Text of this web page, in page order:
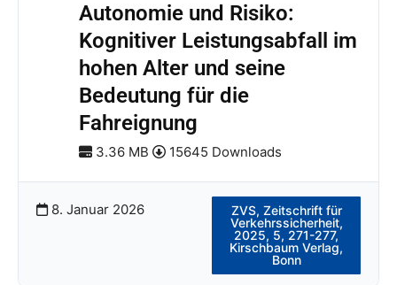
Autonomie und Risiko:
Kognitiver Leistungsabfall im
hohen Alter und seine
Bedeutung für die
Fahreignung
3.36 MB 15645 Downloads
8. Januar 2026
ZVS, Zeitschrift für
Verkehrssicherheit,
2025, 5, 271-277,
Kirschbaum Verlag,
Bonn